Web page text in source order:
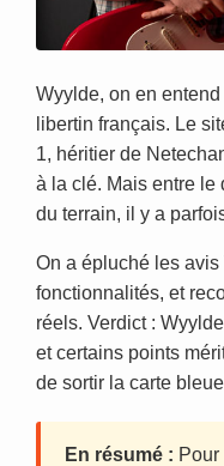
Wyylde, on en
libertin français. Le
1, héritier de
à la clé. Mais entre le
du terrain, il y a
On a épluché les
fonctionnalités, et
réels. Verdict :
et certains points
de sortir la carte
En résumé :